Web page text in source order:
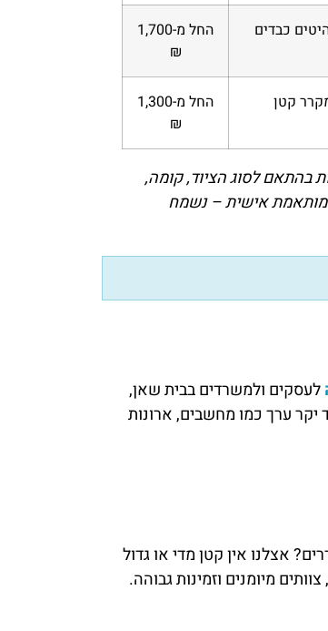
כבדים
החל מ-1,700
₪
קטן
החל מ-1,300
₪
בהתאם לסוג הציוד, קומה,
מותאמת אישית – נשמח
לעסקים ולמשרדים בבית שאן,
יקר ערך כמו מחשבים, ארונות
חדרים? אצלנו אין קטן מדי או גדול
מיומנים וזמינות גבוהה.